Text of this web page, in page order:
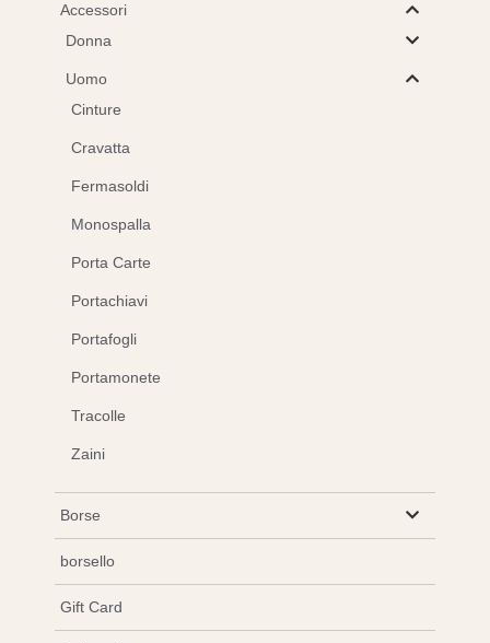
Accessori
Donna
Uomo
Cinture
Cravatta
Fermasoldi
Monospalla
Porta Carte
Portachiavi
Portafogli
Portamonete
Tracolle
Zaini
Borse
borsello
Gift Card